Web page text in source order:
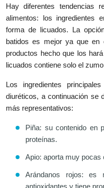
Hay diferentes tendencias
alimentos: los ingredientes
forma de licuados. La
batidos es mejor ya que
productos hecho que los
licuados contiene solo el
Los ingredientes
diuréticos, a continuación se
más representativos:
Piña: su contenido en
proteínas.
Apio: aporta muy
Arándanos rojos: